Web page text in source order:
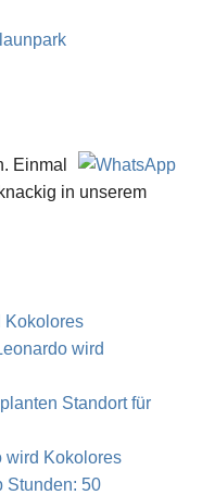
Einmal
in unserem
Kokolores
wird
Standort für
wird Kokolores
Stunden: 50